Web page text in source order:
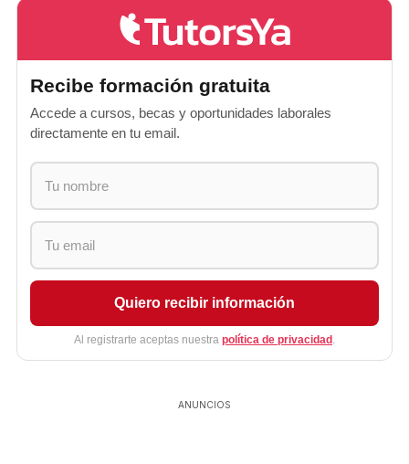
Recibe formación gratuita
Accede a cursos, becas y oportunidades laborales
directamente en tu email.
Quiero recibir información
Al registrarte aceptas nuestra política de privacidad .
ANUNCIOS